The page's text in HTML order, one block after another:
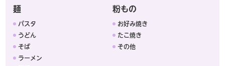
麺
パスタ
うどん
そば
ラーメン
粉もの
お好み焼き
たこ焼き
その他